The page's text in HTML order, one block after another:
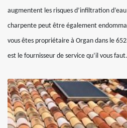
augmentent les risques d’infiltration
charpente peut être également
vous êtes propriétaire à Organ dans le
est le fournisseur de service qu’il vous faut.